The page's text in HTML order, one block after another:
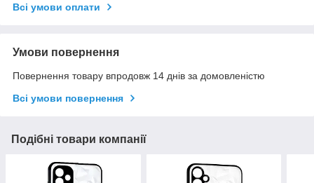
Всі умови оплати
Умови повернення
Повернення товару впродовж 14 днів за домовленістю
Всі умови повернення
Подібні товари компанії